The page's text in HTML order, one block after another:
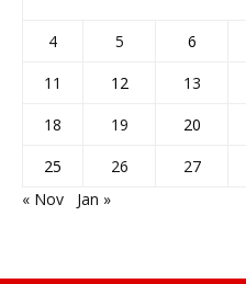
4
5 6
11
12 13
18
19 20
25
26 27
« Nov
Jan »